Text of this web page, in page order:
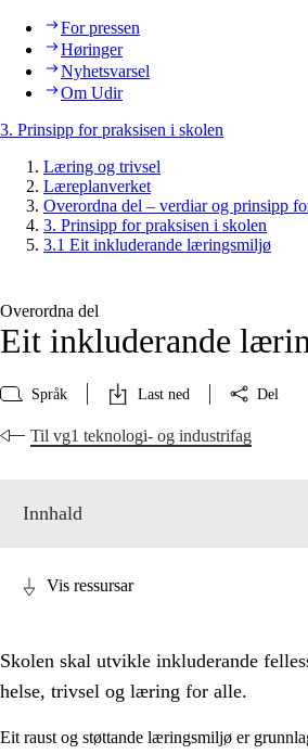
For pressen
Høringer
Nyhetsvarsel
Om Udir
3. Prinsipp for praksisen i skolen
Læring og trivsel
Læreplanverket
Overordna del – verdiar og prinsipp
3. Prinsipp for praksisen i skolen
3.1 Eit inkluderande læringsmiljø
Overordna del
Eit inkluderande
Språk Last ned Del
Til vg1 teknologi- og industrifag
Innhald
Vis ressursar
Skolen skal utvikle inkluderande
helse, trivsel og læring for alle.
Eit raust og støttande læringsmiljø er